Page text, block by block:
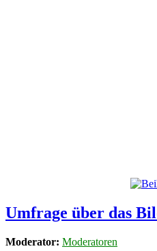
Umfrage über das
Moderator: Moderatoren